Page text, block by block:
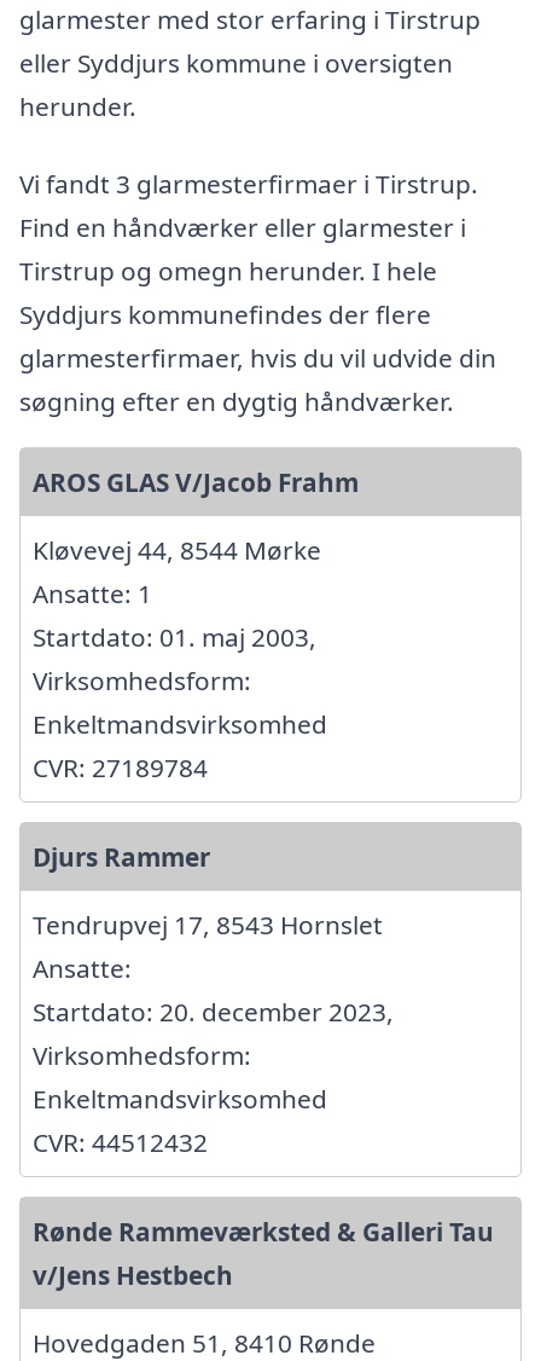
glarmester med stor erfaring i Tirstrup
eller Syddjurs kommune i oversigten
herunder.
Vi fandt 3 glarmesterfirmaer i Tirstrup.
Find en håndværker eller glarmester i
Tirstrup og omegn herunder. I hele
Syddjurs kommunefindes der flere
glarmesterfirmaer, hvis du vil udvide din
søgning efter en dygtig håndværker.
AROS GLAS V/Jacob Frahm
Kløvevej 44, 8544 Mørke
Ansatte: 1
Startdato: 01. maj 2003,
Virksomhedsform:
Enkeltmandsvirksomhed
CVR: 27189784
Djurs Rammer
Tendrupvej 17, 8543 Hornslet
Ansatte:
Startdato: 20. december 2023,
Virksomhedsform:
Enkeltmandsvirksomhed
CVR: 44512432
Rønde Rammeværksted & Galleri Tau
v/Jens Hestbech
Hovedgaden 51, 8410 Rønde